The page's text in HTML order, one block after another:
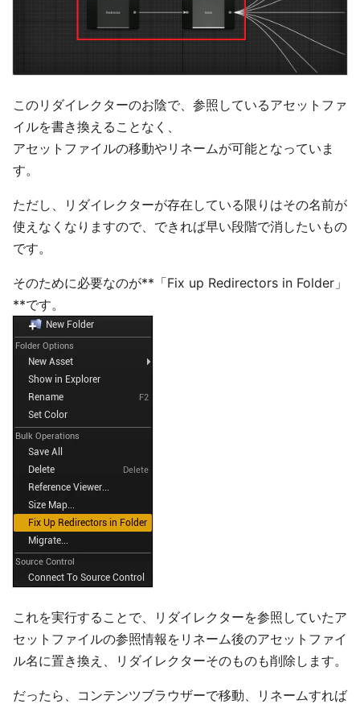
このリダイレクターのお陰で、参照しているアセットファ
イルを書き換えることなく、
アセットファイルの移動やリネームが可能となっていま
す。
ただし、リダイレクターが存在している限りはその名前が
使えなくなりますので、できれば早い段階で消したいもの
です。
そのために必要なのが**「Fix up Redirectors in Folder」
**です。
これを実行することで、リダイレクターを参照していたア
セットファイルの参照情報をリネーム後のアセットファイ
ル名に置き換え、リダイレクターそのものも削除します。
だったら、コンテンツブラウザーで移動、リネームすれば